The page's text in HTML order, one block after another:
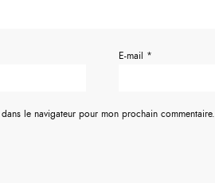
E-mail *
le navigateur pour mon prochain commentaire.